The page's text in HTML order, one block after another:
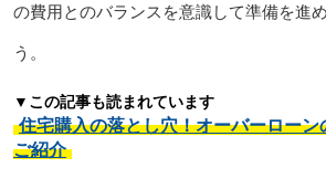
の費用とのバランスを意識して準備を進
う。
▼この記事も読まれています
住宅購入の落とし穴！オーバーローン
ご紹介